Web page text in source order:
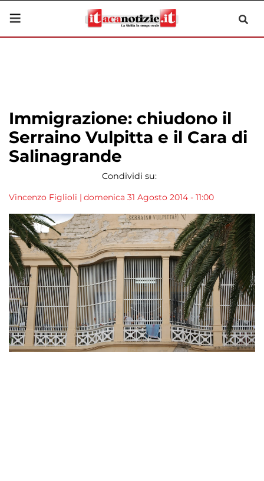
Immigrazione: chiudono il
Serraino Vulpitta e il Cara di
Salinagrande
Condividi su:
Vincenzo Figlioli | domenica 31 Agosto 2014 - 11:00